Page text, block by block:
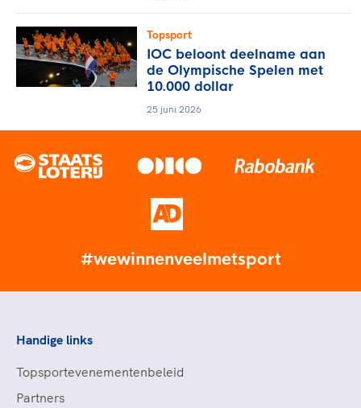
Topsport
IOC beloont deelname aan
de Olympische Spelen met
10.000 dollar
25 juni 2026
#wewinnenveelmetsport
Handige links
Topsportevenementenbeleid
Partners